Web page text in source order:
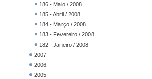
186 - Maio / 2008
185 - Abril / 2008
184 - Março / 2008
183 - Fevereiro / 2008
182 - Janeiro / 2008
2007
2006
2005